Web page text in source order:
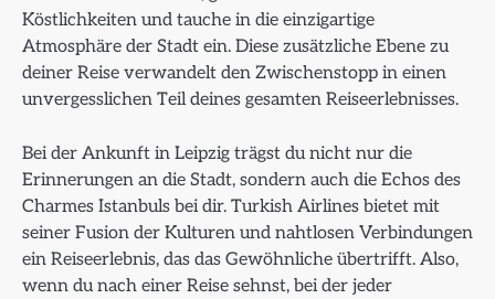
Köstlichkeiten und tauche in die einzigartige
Atmosphäre der Stadt ein. Diese zusätzliche Ebene zu
deiner Reise verwandelt den Zwischenstopp in einen
unvergesslichen Teil deines gesamten Reiseerlebnisses.
Bei der Ankunft in Leipzig trägst du nicht nur die
Erinnerungen an die Stadt, sondern auch die Echos des
Charmes Istanbuls bei dir. Turkish Airlines bietet mit
seiner Fusion der Kulturen und nahtlosen Verbindungen
ein Reiseerlebnis, das das Gewöhnliche übertrifft. Also,
wenn du nach einer Reise sehnst, bei der jeder